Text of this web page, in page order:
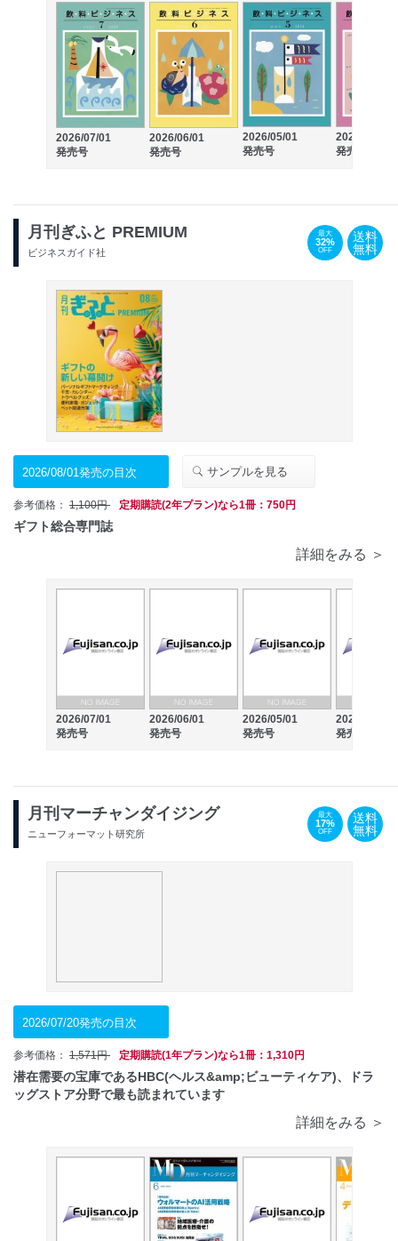
2026/07/01
発売号
2026/06/01
発売号
2026/05/01
発売号
2026/04/01
発売号
月刊ぎふと PREMIUM
ビジネスガイド社
最大
32%
OFF
送料
無料
2026/08/01発売の目次 サンプルを見る
参考価格： 1,100円 定期購読(2年プラン)なら1冊：750円
ギフト総合専門誌
詳細をみる ＞
2026/07/01
発売号
2026/06/01
発売号
2026/05/01
発売号
2026/04/01
発売号
月刊マーチャンダイジング
ニューフォーマット研究所
最大
17%
OFF
送料
無料
2026/07/20発売の目次
参考価格： 1,571円 定期購読(1年プラン)なら1冊：1,310円
潜在需要の宝庫であるHBC(ヘルス&amp;ビューティケア)、ドラ
ッグストア分野で最も読まれています
詳細をみる ＞